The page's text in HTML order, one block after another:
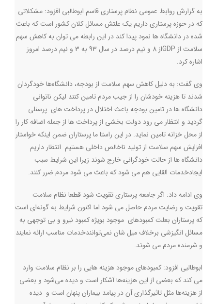
به گزارش روابط عمومی نظام پرستاری قاسم ابوطالبی افزود: مشکلاتی
كه در حوزه پرستاری داریم یک علتش مسائل كلان كشور است که باعث
شده در دانشگاه ها نمود پیدا کند در اين رابطه مي توان به کاهش سهم
سلامت از GDP
از 8 و نیم درصد در سال 93 به 3 و نیم درصد امروز
اشاره كرد.
وی گفت: به دلیل كاهش سهم سلامت از بودجه، دانشگاه‌ها خودگردان
شدند تا هزینه خودشان را از جيب مردم تامین کنند ليكن ناتواني
دانشگاه ها در تامين بودجه باعث اختلال در پرداخت های پرسنلي
گرديد و انتظار مي رود دولت بخشي از پرداخت ها از جمله اضافه كار را
از محل خزانه تامين نمايد. در اين راستا ما پرستاران ضمن اينكه خواستار
افزایش سهم سلامت از تولید ناخالص داخلی هستیم انتظار داريم
دانشگاه ها از حالت خودگرانی خارج شوند زیرا این شرایط سبب
ايجادخدمات القایی هم می شود که باعث می شود مردم ضرر کنند.
وی ادامه داد: اگر جامعه پرستاری تقویت شود قطعا نظام سلامت
تقویت و رضایت مردم حاصل می شود اما اکنون شرایط به گونه‌ای است
که پرستاران بعلت كمبودهاي موجود بويژه كمبود نيرو و بي توجهی به
مسائل انگيزشي برخلاف ميل شان نمی‌توانندخدمات مناسب ارائه نمايند
و شرمنده مردم می شوند.
ابوطالبی افزود: كمبودهاي موجود هزينه هايی را بر نظام سلامت وارد
مي كند كه بعضی از اين هزینه‌ها آشکار است و دیده می‌شود و بعضی
از هزینه‌ها مثل تاثيرگذاری آن در پيامد بيماران پنهان است و دیده